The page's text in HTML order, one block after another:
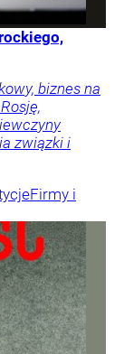
biznes na
związki i
Firmy i